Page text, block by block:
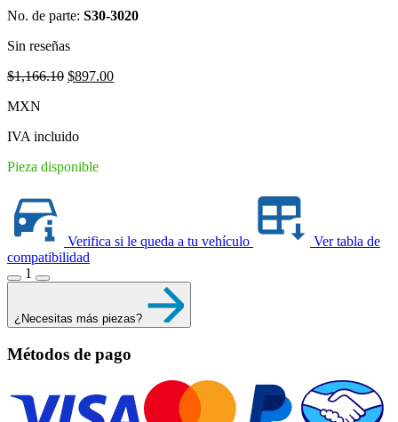
No. de parte: S30-3020
Sin reseñas
$1,166.10 Original
$897.00Current
MXN
IVA incluido
Pieza disponible
Verifica si le queda a tu vehículo
Ver tabla de
compatibilidad
1
¿Necesitas más piezas?
Métodos de pago